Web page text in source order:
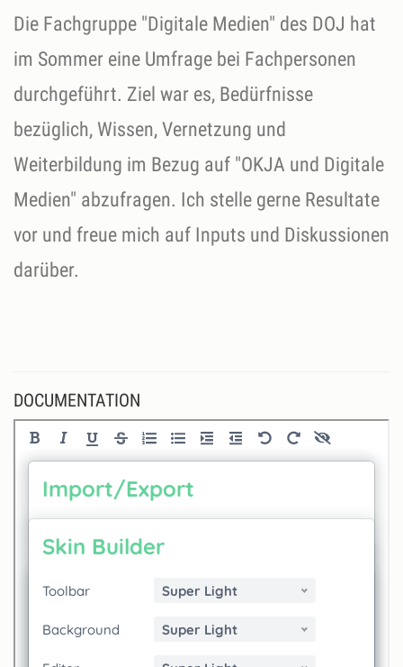
Die Fachgruppe "Digitale Medien" des DOJ hat
im Sommer eine Umfrage bei Fachpersonen
durchgeführt. Ziel war es, Bedürfnisse
bezüglich, Wissen, Vernetzung und
Weiterbildung im Bezug auf "OKJA und Digitale
Medien" abzufragen. Ich stelle gerne Resultate
vor und freue mich auf Inputs und Diskussionen
darüber.
DOCUMENTATION